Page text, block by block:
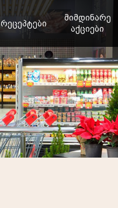
რეცეპტები
მიმდინარე
აქციები